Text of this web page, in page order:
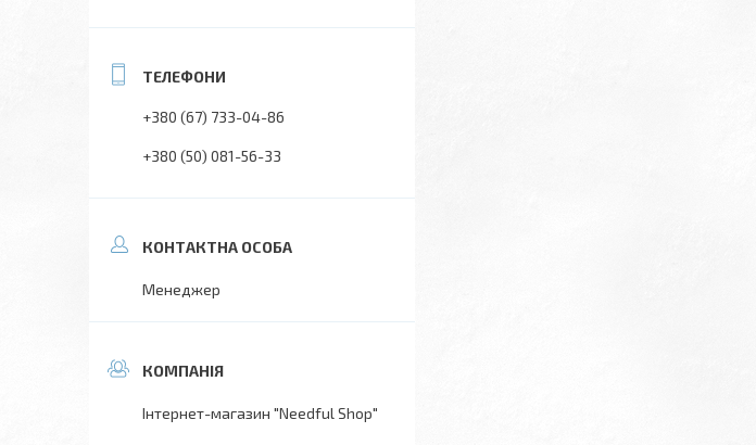
+380 (67) 733-04-86
+380 (50) 081-56-33
Менеджер
Інтернет-магазин "Needful Shop"